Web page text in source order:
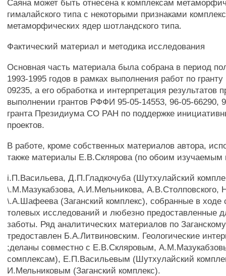
Саяна может быть отнесена к комплексам
гималайского типа с некоторыми признаками
метаморфических ядер шотландского типа.
Фактический материал и методика исследования
Основная часть материала была собрана в период
1993-1995 годов в рамках выполнения работ по
09235, а его обработка и интерпретация результатов
выполнении грантов РФФИ 95-05-14553, 96-05-66290,
гранта Президиума СО РАН по поддержке
проектов.
В работе, кроме собственных материалов автора,
также материалы Е.В.Склярова (по обоим изучаемым
i.П.Васильева, Д.П.Гладкочуба (Шутхулайский
\.М.Мазукабзова, А.И.Мельникова, А.В.Столповского,
\.А.Шафеева (Заганский комплекс), собранные в ходе
толевых исследований и любезно предоставленные
заботы. Ряд аналитических материалов по
тредоставлен Б.А.Литвиновским. Геологические
;деланы совместно с Е.В.Скляровым,
сомплексам), Е.П.Васильевым (Шутхулайский
И.Мельниковым (Заганский комплекс).